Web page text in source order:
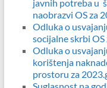
javnih potreba u
naobrazvi OS za
Odluka o
socijalne skrbi OS
Odluka o
korištenja
prostoru za